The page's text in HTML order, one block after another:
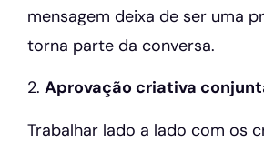
mensagem deixa de ser uma
torna parte da conversa.
2. Aprovação criativa
Trabalhar lado a lado com os